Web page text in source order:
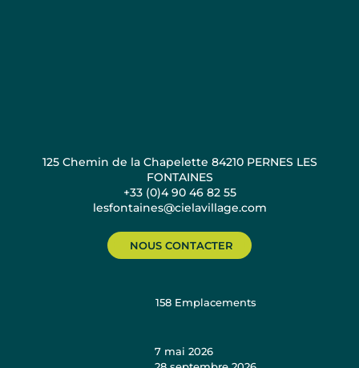
125 Chemin de la Chapelette 84210 PERNES LES
FONTAINES
+33 (0)4 90 46 82 55
lesfontaines@cielavillage.com
NOUS CONTACTER
158 Emplacements
7 mai 2026